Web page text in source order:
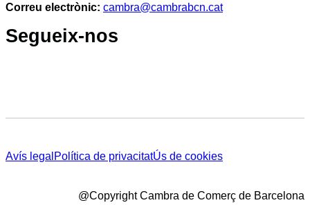
Correu electrònic: cambra@cambrabcn.cat
Segueix-nos
Avís legal Política de privacitatÚs de cookies
@Copyright Cambra de Comerç de Barcelona